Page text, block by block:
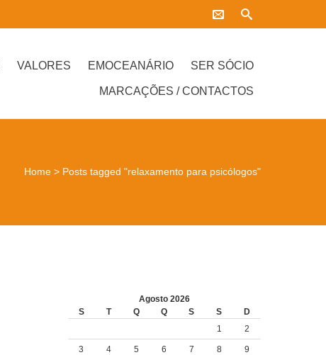
VALORES EMOCEANÁRIO SER SÓCIO
MARCAÇÕES / CONTACTOS
Home > Posts tagged "relaxamento para psicólogos"
Agosto 2026
S
T Q Q S S
D
1
2
3 4 5 6 7 8 9